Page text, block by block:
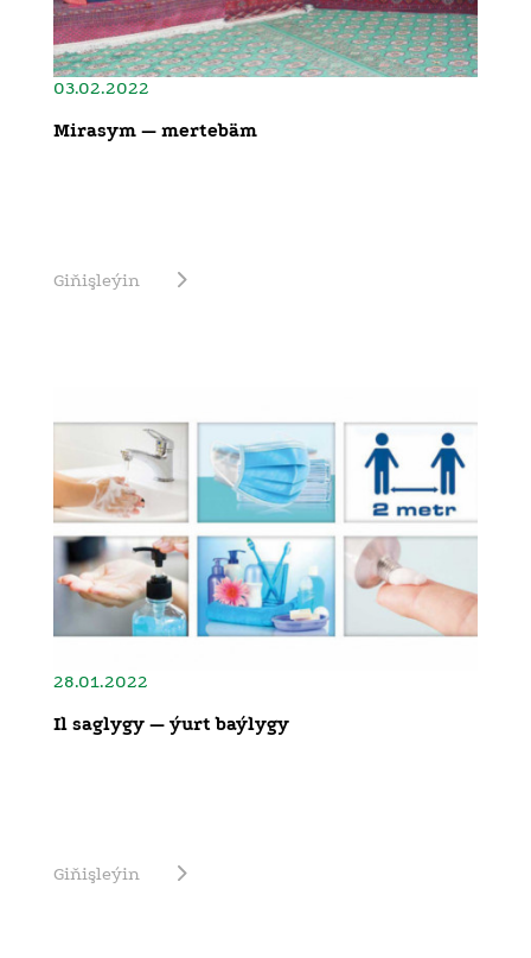
03.02.2022
Mirasym — mertebäm
Giňişleýin
28.01.2022
Il saglygy — ýurt baýlygy
Giňişleýin